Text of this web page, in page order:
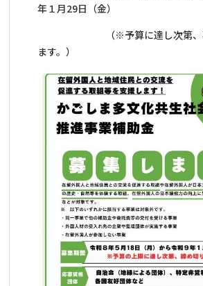
年１月29日（金）
（※予算に達し次第、募
ます。）